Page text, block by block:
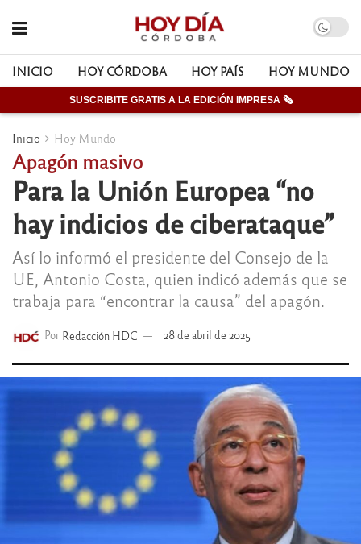
INICIO HOY CÓRDOBA HOY PAÍS HOY MUNDO
SUSCRIBITE GRATIS A LA EDICIÓN IMPRESA 🗞
Inicio Hoy Mundo
Apagón masivo
Para la Unión Europea “no
hay indicios de ciberataque”
Así lo informó el presidente del Consejo de la
UE, Antonio Costa, quien indicó además que se
trabaja para “encontrar la causa” del apagón.
Por Redacción HDC 28 de abril de 2025